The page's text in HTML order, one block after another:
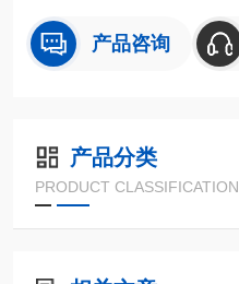
产品咨询
产品分类
PRODUCT CLASSIFICATION